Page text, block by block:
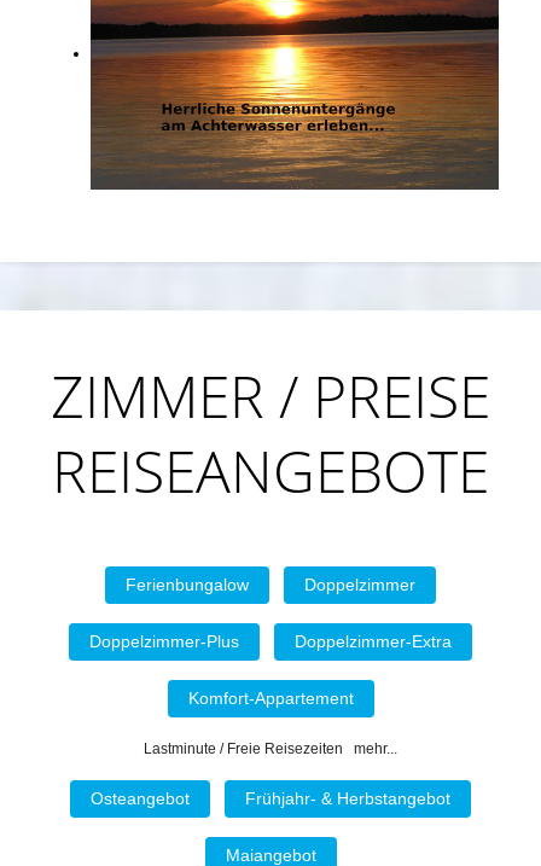
ZIMMER / PREISE
REISEANGEBOTE
Ferienbungalow Doppelzimmer
Doppelzimmer-Plus Doppelzimmer-Extra
Komfort-Appartement
Lastminute / Freie Reisezeiten mehr...
Osteangebot Frühjahr- & Herbstangebot
Maiangebot